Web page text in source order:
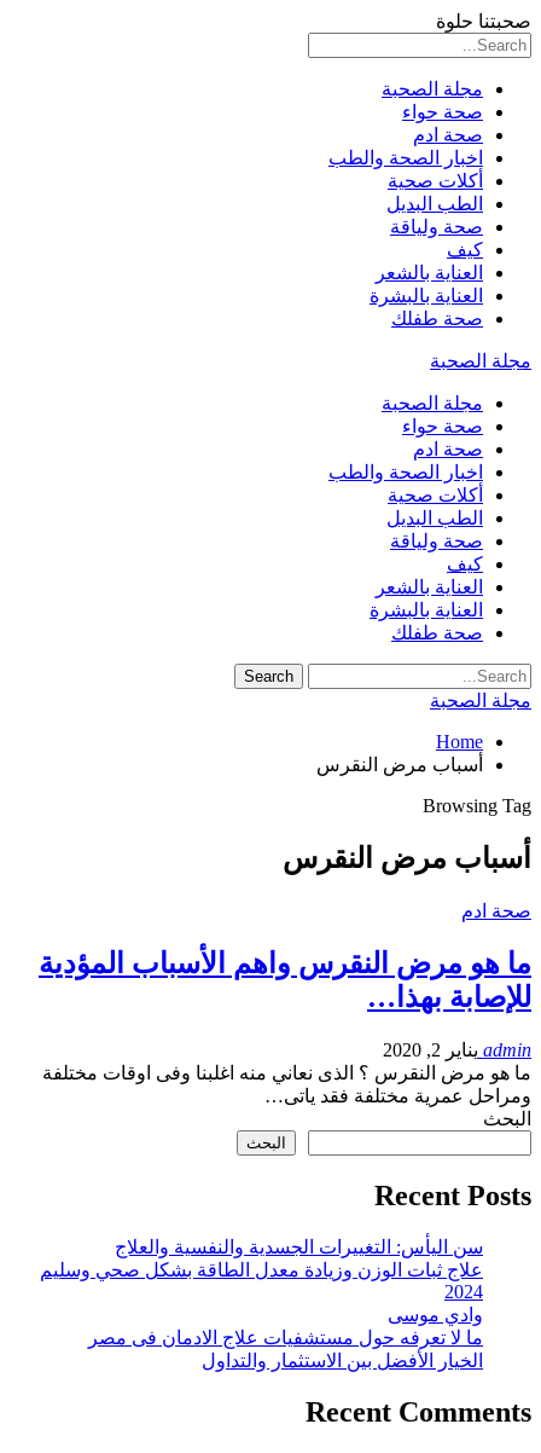
صحبتنا حلوة
مجلة الصحبة
صحة حواء
صحة ادم
اخبار الصحة والطب
أكلات صحية
الطب البديل
صحة ولياقة
كيف
العناية بالشعر
العناية بالبشرة
صحة طفلك
مجلة الصحبة
مجلة الصحبة
صحة حواء
صحة ادم
اخبار الصحة والطب
أكلات صحية
الطب البديل
صحة ولياقة
كيف
العناية بالشعر
العناية بالبشرة
صحة طفلك
مجلة الصحبة
Home
أسباب مرض النقرس
Browsing Tag
أسباب مرض النقرس
صحة ادم
ما هو مرض النقرس واهم الأسباب المؤدية
للإصابة بهذا…
admin يناير 2, 2020
ما هو مرض النقرس ؟ الذى نعاني منه اغلبنا وفى اوقات مختلفة
ومراحل عمرية مختلفة فقد ياتى…
البحث
البحث
Recent Posts
سن اليأس: التغييرات الجسدية والنفسية والعلاج
علاج ثبات الوزن وزيادة معدل الطاقة بشكل صحي وسليم
2024
وادي موسى
ما لا تعرفه حول مستشفيات علاج الادمان فى مصر
الخيار الأفضل بين الاستثمار والتداول
Recent Comments